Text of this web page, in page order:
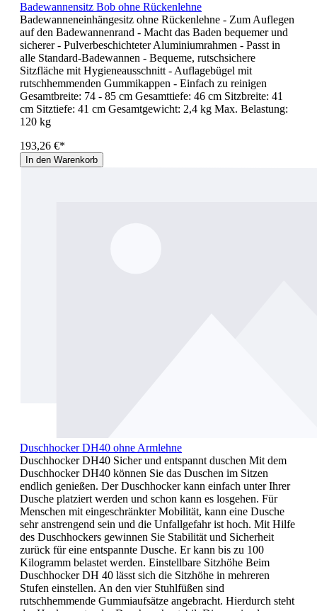
Badewannensitz Bob ohne Rückenlehne
Badewanneneinhängesitz ohne Rückenlehne - Zum Auflegen
auf den Badewannenrand - Macht das Baden bequemer und
sicherer - Pulverbeschichteter Aluminiumrahmen - Passt in
alle Standard-Badewannen - Bequeme, rutschsichere
Sitzfläche mit Hygieneausschnitt - Auflagebügel mit
rutschhemmenden Gummikappen - Einfach zu reinigen
Gesamtbreite: 74 - 85 cm Gesamttiefe: 46 cm Sitzbreite: 41
cm Sitztiefe: 41 cm Gesamtgewicht: 2,4 kg Max. Belastung:
120 kg
193,26 €*
In den Warenkorb
Duschhocker DH40 ohne Armlehne
Duschhocker DH40 Sicher und entspannt duschen Mit dem
Duschhocker DH40 können Sie das Duschen im Sitzen
endlich genießen. Der Duschhocker kann einfach unter Ihrer
Dusche platziert werden und schon kann es losgehen. Für
Menschen mit eingeschränkter Mobilität, kann eine Dusche
sehr anstrengend sein und die Unfallgefahr ist hoch. Mit Hilfe
des Duschhockers gewinnen Sie Stabilität und Sicherheit
zurück für eine entspannte Dusche. Er kann bis zu 100
Kilogramm belastet werden. Einstellbare Sitzhöhe Beim
Duschhocker DH 40 lässt sich die Sitzhöhe in mehreren
Stufen einstellen. An den vier Stuhlfüßen sind
rutschhemmende Gummiaufsätze angebracht. Hierdurch steht